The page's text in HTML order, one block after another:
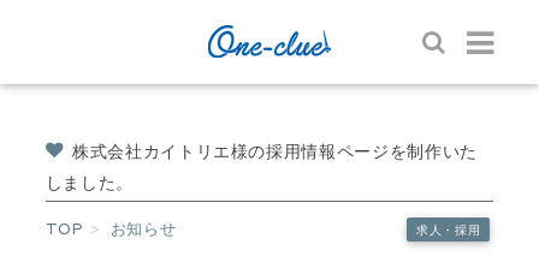
株式会社カイトリエ様の採用情報ページを制作いた
しました。
TOP お知らせ 求人・採用